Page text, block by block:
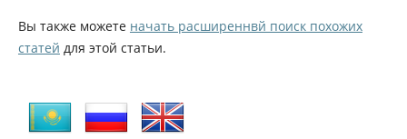
Вы также можете начать расширеннвй поиск похожих
статей для этой статьи.